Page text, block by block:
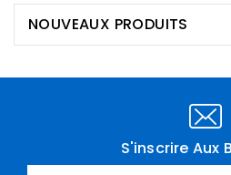
NOUVEAUX PRODUITS
S'inscrire Aux